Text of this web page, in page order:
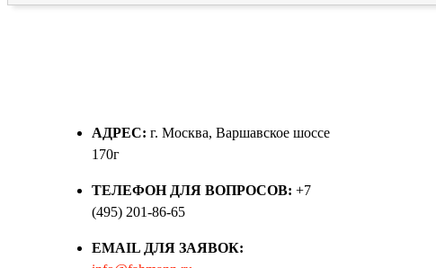
АДРЕС: г. Москва, Варшавское шоссе
170г
ТЕЛЕФОН ДЛЯ ВОПРОСОВ: +7
(495) 201-86-65
EMAIL ДЛЯ ЗАЯВОК: